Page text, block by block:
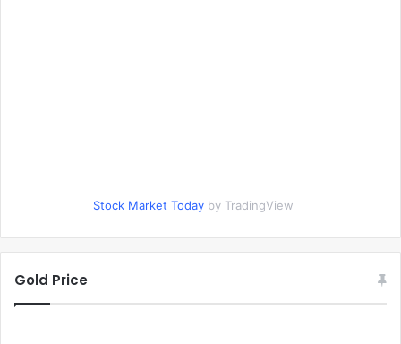
Stock Market Today by TradingView
Gold Price